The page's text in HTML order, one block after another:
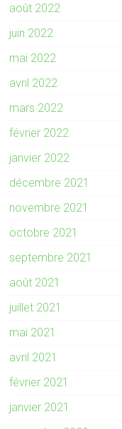
août 2022
juin 2022
mai 2022
avril 2022
mars 2022
février 2022
janvier 2022
décembre 2021
novembre 2021
octobre 2021
septembre 2021
août 2021
juillet 2021
mai 2021
avril 2021
février 2021
janvier 2021